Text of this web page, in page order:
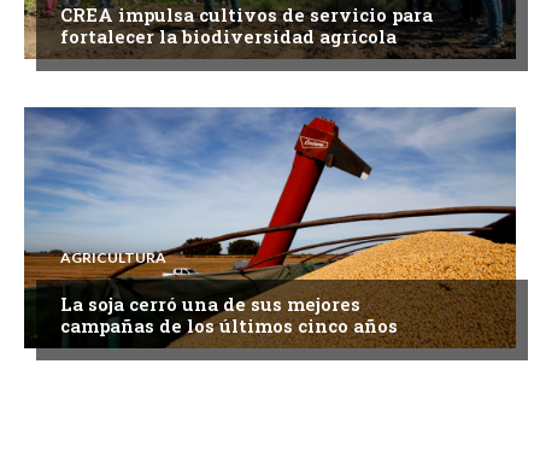
CREA impulsa cultivos de servicio para
fortalecer la biodiversidad agrícola
AGRICULTURA
La soja cerró una de sus mejores
campañas de los últimos cinco años